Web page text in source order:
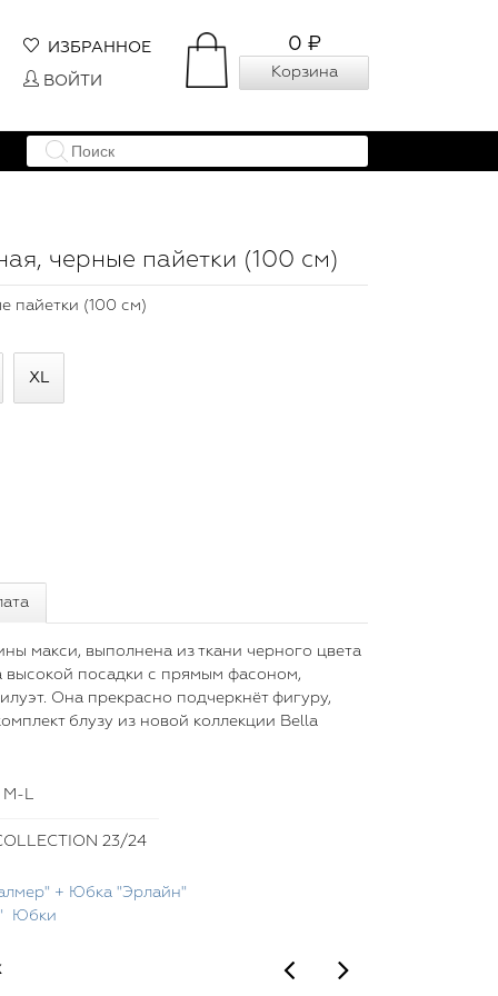
0 ₽
Корзина
ИЗБРАННОЕ
ВОЙТИ
черные пайетки (100 см)
пайетки (100 см)
XL
макси, выполнена из ткани черного цвета
посадки с прямым фасоном,
Она прекрасно подчеркнёт фигуру,
блузу из новой коллекции Bella
M-L
23/24
+ Юбка "Эрлайн"
Юбки